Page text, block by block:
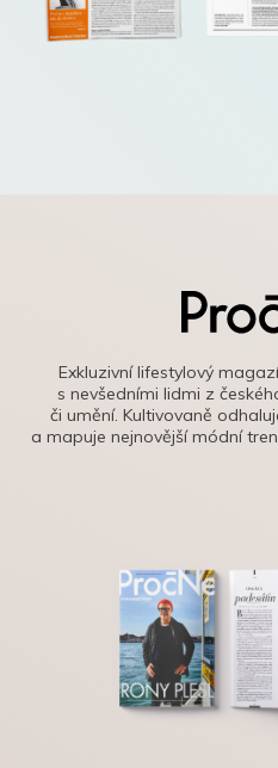
Exkluzivní lifestylový
s nevšedními lidmi z
či umění. Kultivovaně
a mapuje nejnovější módní